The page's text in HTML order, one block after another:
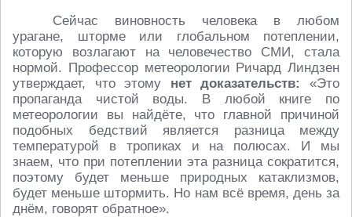
Сейчас виновность человека в любом
урагане, шторме или глобальном потеплении,
которую возлагают на человечество СМИ, стала
нормой. Профессор метеорологии Ричард Линдзен
утверждает, что этому нет доказательств:
«Это
пропаганда чистой воды. В любой книге по
метеорологии вы найдёте, что главной причиной
подобных бедствий является разница между
температурой в тропиках и на полюсах. И мы
знаем, что при потеплении эта разница сократится,
поэтому будет меньше природных катаклизмов,
будет меньше штормить. Но нам всё время, день за
днём, говорят обратное».